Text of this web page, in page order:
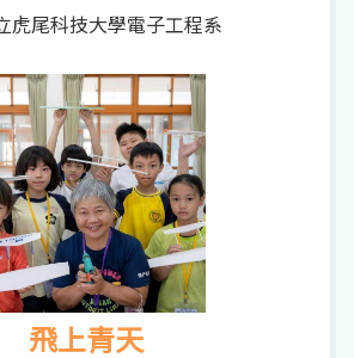
虎尾科技大學電子工程系
飛上青天